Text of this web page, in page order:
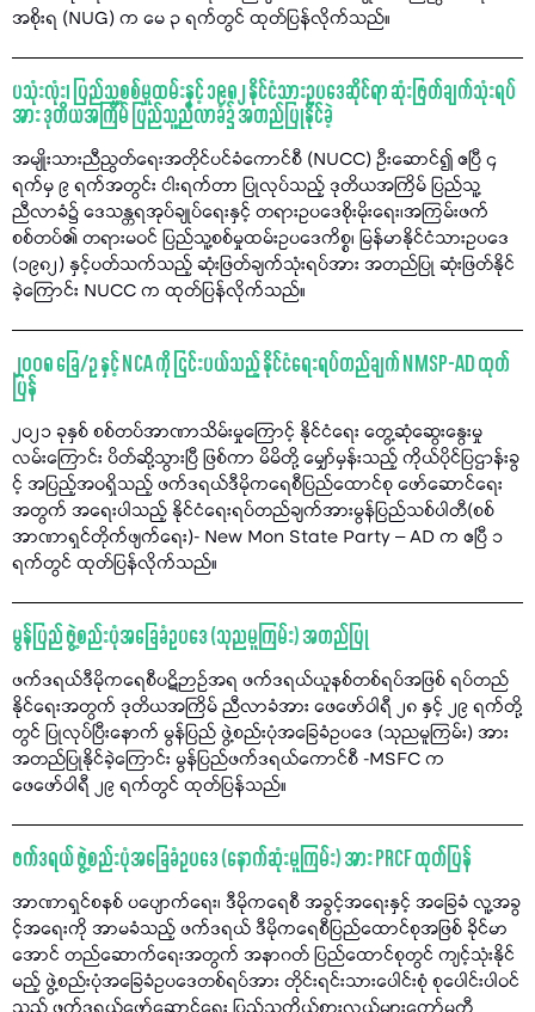
အစိုးရ (NUG) က မေ ၃ ရက်တွင် ထုတ်ပြန်လိုက်သည်။
ပသုံးလုံး၊ ပြည်သူ့စစ်မှုထမ်းနှင့် ၁၉၈၂ နိုင်ငံသားဥပဒေဆိုင်ရာ ဆုံးဖြတ်ချက်သုံးရပ်
အား ဒုတိယအကြိမ် ပြည်သူ့ညီလာခံ၌ အတည်ပြုနိုင်ခဲ့
အမျိုးသားညီညွတ်ရေးအတိုင်ပင်ခံကောင်စီ (NUCC) ဦးဆောင်၍ ဧပြီ ၄
ရက်မှ ၉ ရက်အတွင်း ငါးရက်တာ ပြုလုပ်သည့် ဒုတိယအကြိမ် ပြည်သူ့
ညီလာခံ၌ ဒေသန္တရအုပ်ချုပ်ရေးနှင့် တရားဥပဒေစိုးမိုးရေး၊အကြမ်းဖက်
စစ်တပ်၏ တရားမဝင် ပြည်သူ့စစ်မှုထမ်းဥပဒေကိစ္စ၊ မြန်မာနိုင်ငံသားဥပဒေ
(၁၉၈၂) နှင့်ပတ်သက်သည့် ဆုံးဖြတ်ချက်သုံးရပ်အား အတည်ပြု ဆုံးဖြတ်နိုင်
ခဲ့ကြောင်း NUCC က ထုတ်ပြန်လိုက်သည်။
၂၀၀၈ ခြေ/ဥ နှင့် NCA ကို ငြင်းပယ်သည့် နိုင်ငံရေးရပ်တည်ချက် NMSP-AD ထုတ်
ပြန်
၂၀၂၁ ခုနှစ် စစ်တပ်အာဏာသိမ်းမှုကြောင့် နိုင်ငံရေး တွေ့ဆုံဆွေးနွေးမှု
လမ်းကြောင်း ပိတ်ဆို့သွားပြီ ဖြစ်ကာ မိမိတို့ မျှော်မှန်းသည့် ကိုယ်ပိုင်ပြဌာန်းခွ
င့် အပြည့်အဝရှိသည့် ဖက်ဒရယ်ဒီမိုကရေစီပြည်ထောင်စု ဖော်ဆောင်ရေး
အတွက် အရေးပါသည့် နိုင်ငံရေးရပ်တည်ချက်အားမွန်ပြည်သစ်ပါတီ(စစ်
အာဏာရှင်တိုက်ဖျက်ရေး)- New Mon State Party – AD က ဧပြီ ၁
ရက်တွင် ထုတ်ပြန်လိုက်သည်။
မွန်ပြည် ဖွဲ့စည်းပုံအခြေခံဥပဒေ (သုညမူကြမ်း) အတည်ပြု
ဖက်ဒရယ်ဒီမိုကရေစီပဋိဉာဉ်အရ ဖက်ဒရယ်ယူနစ်တစ်ရပ်အဖြစ် ရပ်တည်
နိုင်ရေးအတွက် ဒုတိယအကြိမ် ညီလာခံအား ဖေဖော်ဝါရီ ၂၈ နှင့် ၂၉ ရက်တို့
တွင် ပြုလုပ်ပြီးနောက် မွန်ပြည် ဖွဲ့စည်းပုံအခြေခံဥပဒေ (သုညမူကြမ်း) အား
အတည်ပြုနိုင်ခဲ့ကြောင်း မွန်ပြည်ဖက်ဒရယ်ကောင်စီ -MSFC က
ဖေဖော်ဝါရီ ၂၉ ရက်တွင် ထုတ်ပြန်သည်။
ဖက်ဒရယ် ဖွဲ့စည်းပုံအခြေခံဥပဒေ (နောက်ဆုံးမူကြမ်း) အား PRCF ထုတ်ပြန်
အာဏာရှင်စနစ် ပပျောက်ရေး၊ ဒီမိုကရေစီ အခွင့်အရေးနှင့် အခြေခံ လူ့အခွ
င့်အရေးကို အာမခံသည့် ဖက်ဒရယ် ဒီမိုကရေစီပြည်ထောင်စုအဖြစ် ခိုင်မာ
အောင် တည်ဆောက်ရေးအတွက် အနာဂတ် ပြည်ထောင်စုတွင် ကျင့်သုံးနိုင်
မည့် ဖွဲ့စည်းပုံအခြေခံဥပဒေတစ်ရပ်အား တိုင်းရင်းသားပေါင်းစုံ စုပေါင်းပါဝင်